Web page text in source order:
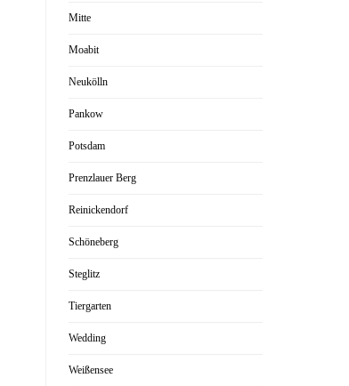
Mitte
Moabit
Neukölln
Pankow
Potsdam
Prenzlauer Berg
Reinickendorf
Schöneberg
Steglitz
Tiergarten
Wedding
Weißensee